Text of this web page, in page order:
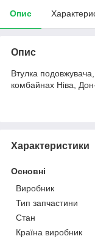
Опис
Опис
Втулка
комбайнах Ніва,
Характеристики
Основні
Виробник
Тип запчастини
Стан
Країна виробник